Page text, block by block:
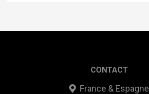
CONTACT
France & Espagne